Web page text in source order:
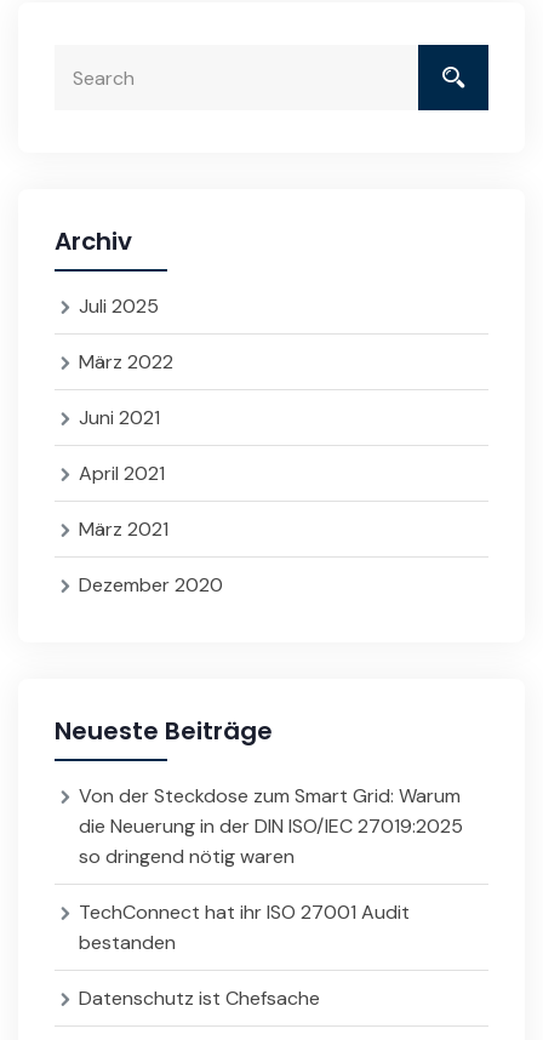
Archiv
Juli 2025
März 2022
Juni 2021
April 2021
März 2021
Dezember 2020
Neueste Beiträge
Von der Steckdose zum Smart Grid: Warum
die Neuerung in der DIN ISO/IEC 27019:2025
so dringend nötig waren
TechConnect hat ihr ISO 27001 Audit
bestanden
Datenschutz ist Chefsache